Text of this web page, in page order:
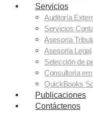
Servicios
Auditoría
Servicios
Asesoría
Asesoría Legal
Selección de
Consultoría
QuickBooks
Publicaciones
Contáctenos